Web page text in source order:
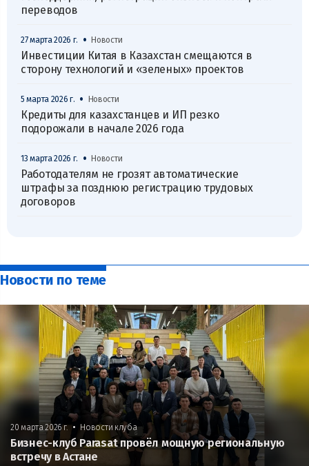
переводов
27 марта 2026 г. • Новости
Инвестиции Китая в Казахстан смещаются в
сторону технологий и «зеленых» проектов
5 марта 2026 г. • Новости
Кредиты для казахстанцев и ИП резко
подорожали в начале 2026 года
13 марта 2026 г. • Новости
Работодателям не грозят автоматические
штрафы за позднюю регистрацию трудовых
договоров
Новости по теме
20 марта 2026 г. • Новости клуба
Бизнес-клуб Parasat провёл мощную региональную
встречу в Астане